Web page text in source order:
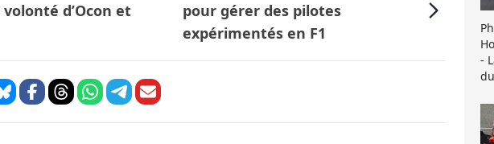
d’Ocon et
pour gérer des pilotes
expérimentés en F1
-